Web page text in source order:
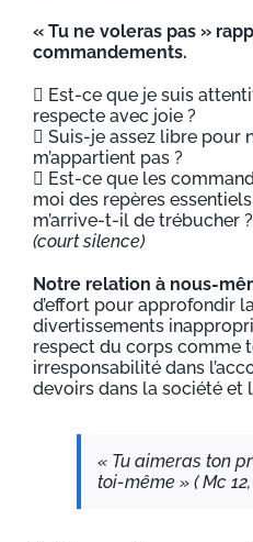
« Tu ne voleras pas »
commandements.
 Est-ce que je suis
respecte avec joie ?
 Suis-je assez libre pour
m’appartient pas ?
 Est-ce que les
moi des repères
m’arrive-t-il de trébucher ?
(court silence)
Notre relation à nous-
d’effort pour approfondir
divertissements
respect du corps comme
irresponsabilité dans
devoirs dans la société et
« Tu aimeras ton
toi-même » ( Mc 12,